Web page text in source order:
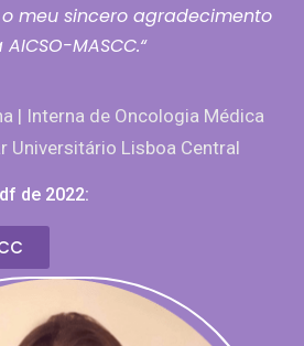
meu sincero agradecimento
MASCC.“
| Interna de Oncologia Médica
Universitário Lisboa Central
de 2022: